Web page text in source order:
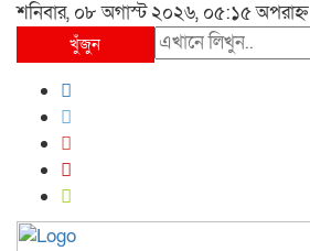
শনিবার, ০৮ অগাস্ট ২০২৬, ০৫:১৫ অপরাহ্ন
খুঁজুন